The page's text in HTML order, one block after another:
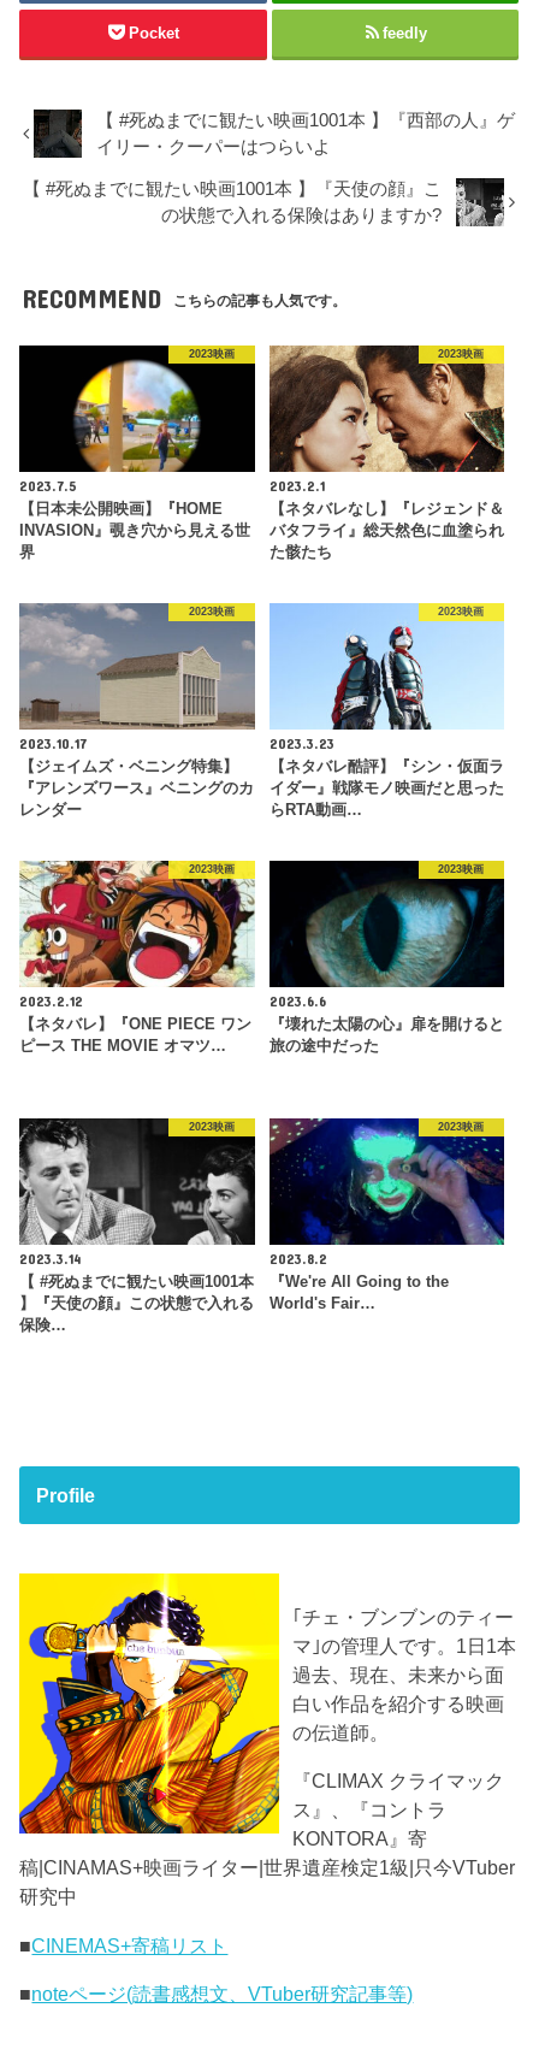
Pocket feedly
【 #死ぬまでに観たい映画1001本 】『西部の人』ゲ
イリー・クーパーはつらいよ
【 #死ぬまでに観たい映画1001本 】『天使の顔』こ
の状態で入れる保険はありますか?
RECOMMEND こちらの記事も人気です。
2023映画
2023.7.5
【日本未公開映画】『HOME
INVASION』覗き穴から見える世
界
2023映画
2023.2.1
【ネタバレなし】『レジェンド＆
バタフライ』総天然色に血塗られ
た骸たち
2023映画
2023.10.17
【ジェイムズ・ベニング特集】
『アレンズワース』ベニングのカ
レンダー
2023映画
2023.3.23
【ネタバレ酷評】『シン・仮面ラ
イダー』戦隊モノ映画だと思った
らRTA動画…
2023映画
2023.2.12
【ネタバレ】『ONE PIECE ワン
ピース THE MOVIE オマツ…
2023映画
2023.6.6
『壊れた太陽の心』扉を開けると
旅の途中だった
2023映画
2023.3.14
【 #死ぬまでに観たい映画1001本
】『天使の顔』この状態で入れる
保険…
2023映画
2023.8.2
『We're All Going to the
World's Fair…
Profile
｢チェ・ブンブンのティー
マ｣の管理人です。1日1本
過去、現在、未来から面
白い作品を紹介する映画
の伝道師。
『CLIMAX クライマック
ス』、『コントラ
KONTORA』寄
稿|CINAMAS+映画ライター|世界遺産検定1級|只今VTuber
研究中
■CINEMAS+寄稿リスト
■noteページ(読書感想文、VTuber研究記事等)